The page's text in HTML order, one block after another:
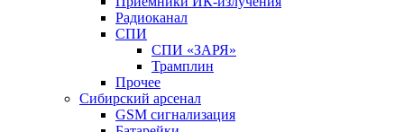
Радиоканал
СПИ
СПИ «ЗАРЯ»
Трамплин
Прочее
Сибирский арсенал
GSM сигнализация